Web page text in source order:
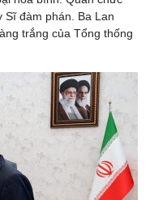
Sĩ đàm phán. Ba Lan
trắng của Tổng thống